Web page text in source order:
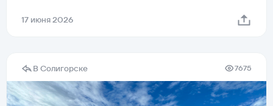
17 июня 2026
В Солигорске 7675